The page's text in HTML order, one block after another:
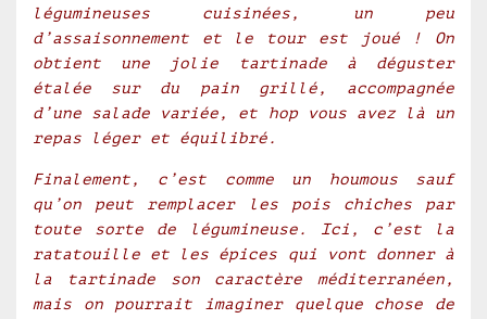
légumineuses cuisinées, un peu
d’assaisonnement et le tour est joué ! On
obtient une jolie tartinade à déguster
étalée sur du pain grillé, accompagnée
d’une salade variée, et hop vous avez là un
repas léger et équilibré.
Finalement, c’est comme un houmous sauf
qu’on peut remplacer les pois chiches par
toute sorte de légumineuse. Ici, c’est la
ratatouille et les épices qui vont donner à
la tartinade son caractère méditerranéen,
mais on pourrait imaginer quelque chose de